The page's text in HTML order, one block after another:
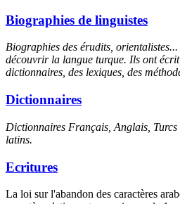
Biographies de linguistes
Biographies des érudits,
découvrir la langue turque. Ils ont
dictionnaires, des lexiques, des
Dictionnaires
Dictionnaires Français, Anglais, Turcs
latins.
Ecritures
La loi sur l'abandon des caractères